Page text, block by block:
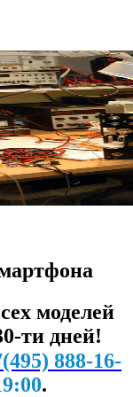
моделей
ти дней!
(495) 888-16-
.